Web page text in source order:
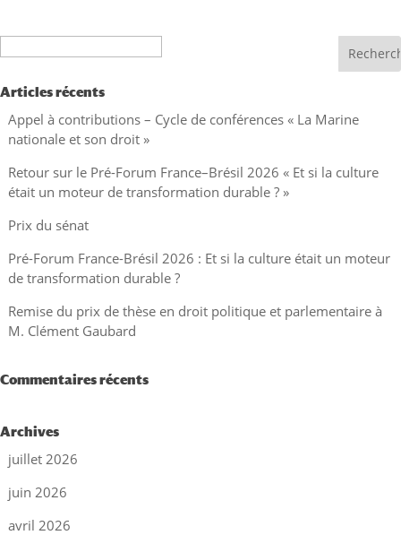
Articles récents
Appel à contributions – Cycle de conférences « La Marine
nationale et son droit »
Retour sur le Pré-Forum France–Brésil 2026 « Et si la culture
était un moteur de transformation durable ? »
Prix du sénat
Pré-Forum France-Brésil 2026 : Et si la culture était un moteur
de transformation durable ?
Remise du prix de thèse en droit politique et parlementaire à
M. Clément Gaubard
Commentaires récents
Archives
juillet 2026
juin 2026
avril 2026